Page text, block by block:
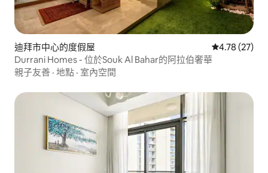
迪拜市中心的度假屋 從 27 則評價
4.78 (27)
Durrani Homes - 位於Souk Al Bahar的阿拉伯奢華
親子友善 · 地點 · 室內空間